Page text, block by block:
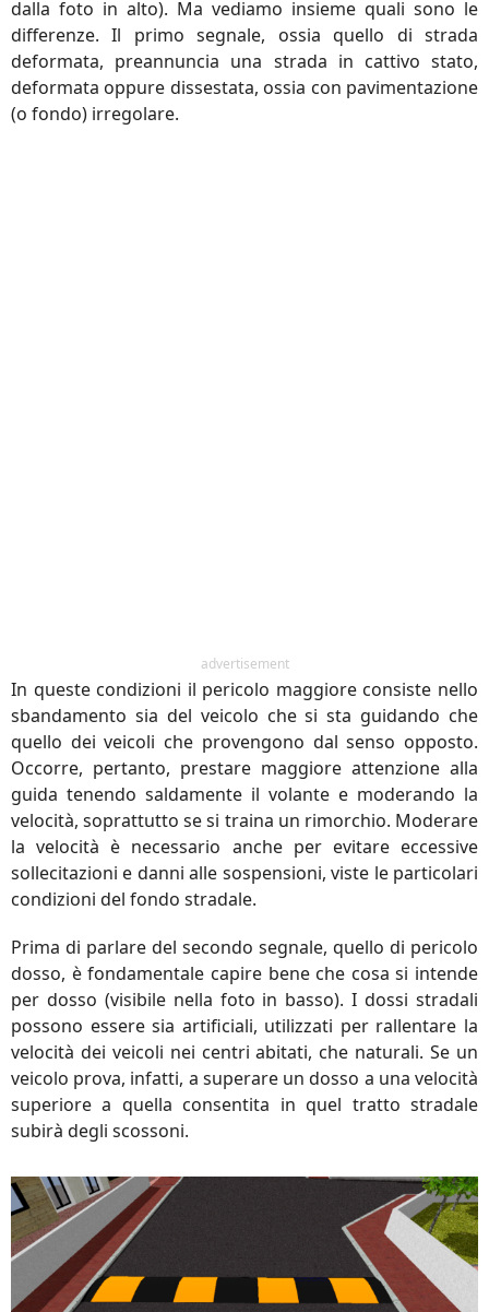
dalla foto in alto). Ma vediamo insieme quali sono le
differenze. Il primo segnale, ossia quello di strada
deformata, preannuncia una strada in cattivo stato,
deformata oppure dissestata, ossia con pavimentazione
(o fondo) irregolare.
advertisement
In queste condizioni il pericolo maggiore consiste nello
sbandamento sia del veicolo che si sta guidando che
quello dei veicoli che provengono dal senso opposto.
Occorre, pertanto, prestare maggiore attenzione alla
guida tenendo saldamente il volante e moderando la
velocità, soprattutto se si traina un rimorchio. Moderare
la velocità è necessario anche per evitare eccessive
sollecitazioni e danni alle sospensioni, viste le particolari
condizioni del fondo stradale.
Prima di parlare del secondo segnale, quello di pericolo
dosso, è fondamentale capire bene che cosa si intende
per dosso (visibile nella foto in basso). I dossi stradali
possono essere sia artificiali, utilizzati per rallentare la
velocità dei veicoli nei centri abitati, che naturali. Se un
veicolo prova, infatti, a superare un dosso a una velocità
superiore a quella consentita in quel tratto stradale
subirà degli scossoni.